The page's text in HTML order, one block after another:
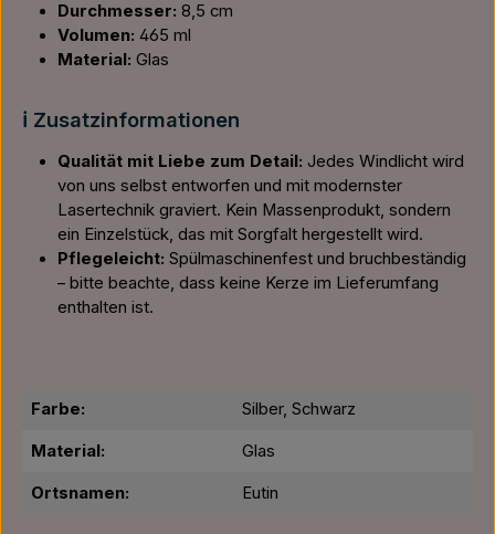
Durchmesser: 8,5 cm
Volumen: 465 ml
Material: Glas
ℹ️ Zusatzinformationen
Qualität mit Liebe zum Detail: Jedes Windlicht wird
von uns selbst entworfen und mit modernster
Lasertechnik graviert. Kein Massenprodukt, sondern
ein Einzelstück, das mit Sorgfalt hergestellt wird.
Pflegeleicht: Spülmaschinenfest und bruchbeständig
– bitte beachte, dass keine Kerze im Lieferumfang
enthalten ist.
Farbe: Silber, Schwarz
Material: Glas
Ortsnamen: Eutin